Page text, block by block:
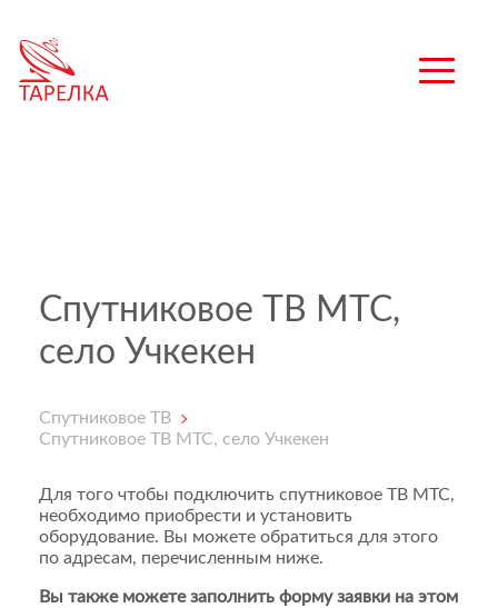
Спутниковое ТВ МТС,
село Учкекен
Спутниковое ТВ
Спутниковое ТВ МТС, село Учкекен
Для того чтобы подключить спутниковое ТВ МТС,
необходимо приобрести и установить
оборудование. Вы можете обратиться для этого
по адресам, перечисленным ниже.
Вы также можете заполнить форму заявки на этом